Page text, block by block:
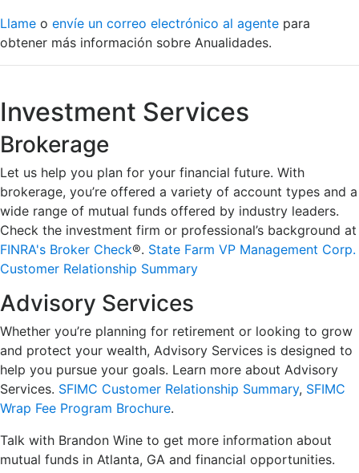
Llame o envíe un correo electrónico al agente para
obtener más información sobre Anualidades.
Investment Services
Brokerage
Let us help you plan for your financial future. With
brokerage, you’re offered a variety of account types and a
wide range of mutual funds offered by industry leaders.
Check the investment firm or professional’s background at
FINRA's Broker Check®. State Farm VP Management Corp.
Customer Relationship Summary
Advisory Services
Whether you’re planning for retirement or looking to grow
and protect your wealth, Advisory Services is designed to
help you pursue your goals. Learn more about Advisory
Services. SFIMC Customer Relationship Summary, SFIMC
Wrap Fee Program Brochure.
Talk with Brandon Wine to get more information about
mutual funds in Atlanta, GA and financial opportunities.